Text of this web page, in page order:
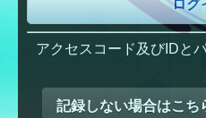
ログ
アクセスコード及びIDと
記録しない場合はこち